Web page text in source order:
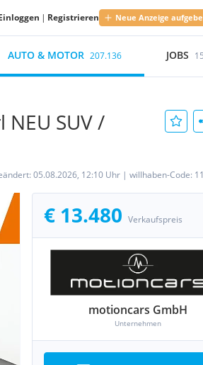
| Registrieren Neue Anzeige
AUTO & MOTOR 207.136 JOBS
NEU SUV /
05.08.2026, 12:10 Uhr | willhaben-Code:
€ 13.480 Verkaufspreis
motioncars GmbH
Unternehmen